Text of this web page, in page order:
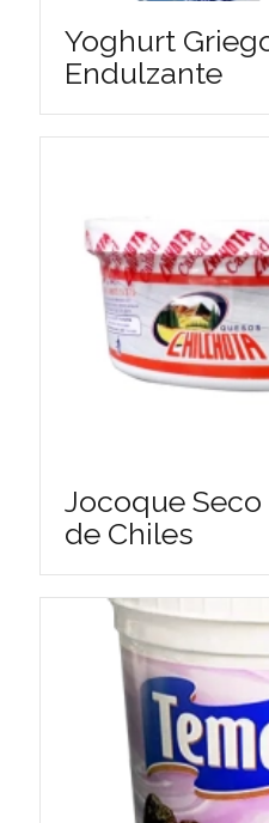
Yoghurt
Endulzante
Jocoque
de Chiles